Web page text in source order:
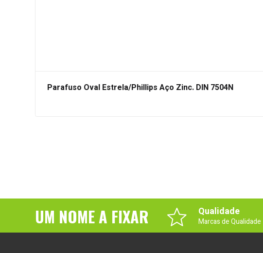
Parafuso Oval Estrela/Phillips Aço Zinc. DIN 7504N
UM NOME A FIXAR Qualidade
Marcas de Qualidade